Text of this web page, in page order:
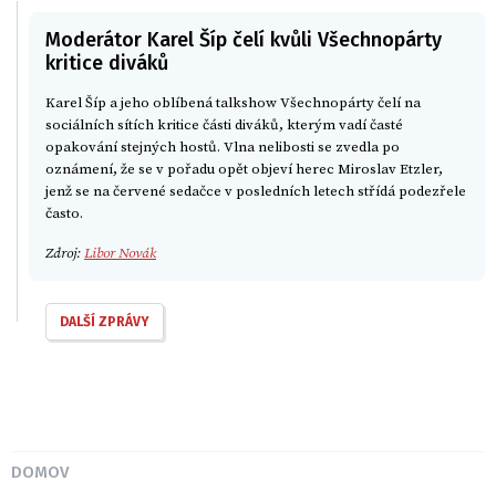
Moderátor Karel Šíp čelí kvůli Všechnopárty
kritice diváků
Karel Šíp a jeho oblíbená talkshow Všechnopárty čelí na
sociálních sítích kritice části diváků, kterým vadí časté
opakování stejných hostů. Vlna nelibosti se zvedla po
oznámení, že se v pořadu opět objeví herec Miroslav Etzler,
jenž se na červené sedačce v posledních letech střídá podezřele
často.
Zdroj:Libor Novák
DALŠÍ ZPRÁVY
DOMOV